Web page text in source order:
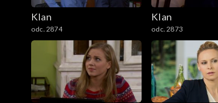
2501–2600
2401–2500
2301–2400
2201–2300
Klan
odc. 2874
Klan
odc. 2873